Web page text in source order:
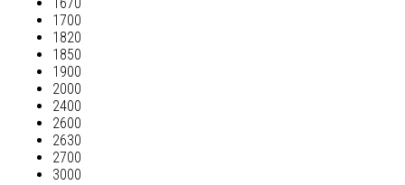
1670
1700
1820
1850
1900
2000
2400
2600
2630
2700
3000